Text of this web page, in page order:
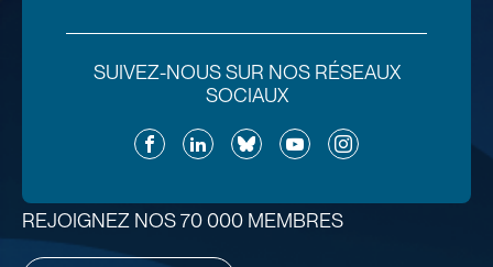
SUIVEZ-NOUS SUR NOS RÉSEAUX
SOCIAUX
FacebookLinkedInBlueskyYouTubeInstagram
REJOIGNEZ NOS 70 000 MEMBRES